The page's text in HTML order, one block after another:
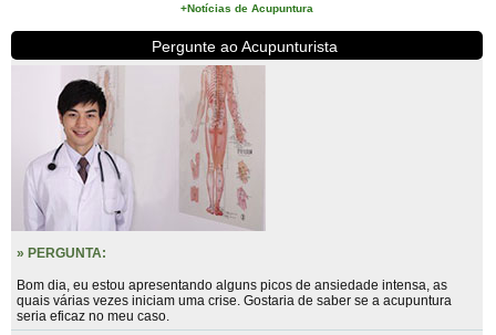
+Notícias de Acupuntura
Pergunte ao Acupunturista
» PERGUNTA:
Bom dia, eu estou apresentando alguns picos de ansiedade intensa, as
quais várias vezes iniciam uma crise. Gostaria de saber se a acupuntura
seria eficaz no meu caso.